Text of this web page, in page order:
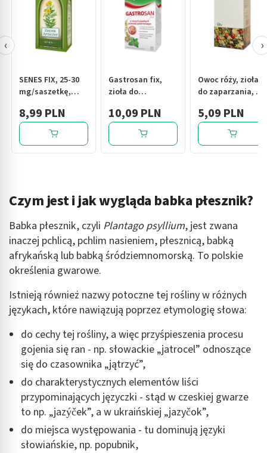
SENES FIX, 25-30
mg/saszetkę,
zaparzania, 30 szt
8,99 PLN
Gastrosan fix,
zioła do
saszetkach, 2 g,
20 szt.
10,09 PLN
Owoc róży, zioła
do zaparzania, 50
5,09 PLN
‹ ›
Czym jest i jak wygląda babka płesznik?
Babka płesznik, czyli Plantago psyllium, jest zwana
inaczej pchlicą, pchlim nasieniem, płesznicą, babką
afrykańską lub babką śródziemnomorską. To polskie
określenia gwarowe.
Istnieją również nazwy potoczne tej rośliny w różnych
językach, które nawiązują poprzez etymologię słowa:
do cechy tej rośliny, a więc przyśpieszenia procesu
gojenia się ran - np. słowackie „jatrocel” odnoszące
się do czasownika „jątrzyć”,
do charakterystycznych elementów liści
przypominających języczki - stąd w czeskiej gwarze
to np. „jazýček”, a w ukraińskiej „jazyčok”,
do miejsca występowania - tu dominują języki
słowiańskie, np. popubnik,